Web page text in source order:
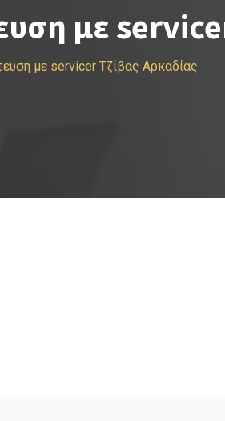
με
με servicer Τζίβας Αρκαδίας